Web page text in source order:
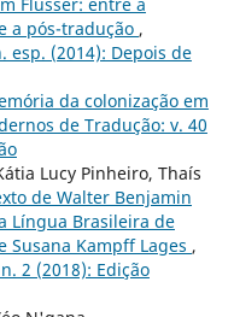
a pós-tradução ,
esp. (2014): Depois de
da colonização em
de Tradução: v. 40
Lucy Pinheiro, Thaís
de Walter Benjamin
Língua Brasileira de
Kampff Lages ,
2 (2018): Edição